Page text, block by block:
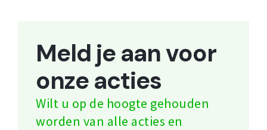
Meld je aan voor
onze acties
Wilt u op de hoogte gehouden
worden van alle acties en